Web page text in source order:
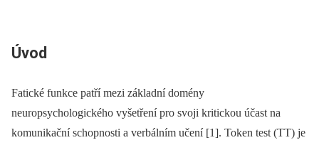
Úvod
Fatické funkce patří mezi základní domény
neuropsychologického vyšetření pro svoji kritickou účast na
komunikační schopnosti a verbálním učení [1]. Token test (TT) je